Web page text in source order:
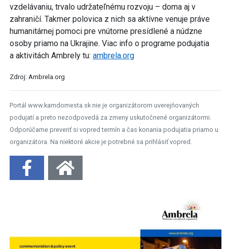
vzdelávaniu, trvalo udržateľnému rozvoju – doma aj v
zahraničí. Takmer polovica z nich sa aktívne venuje práve
humanitárnej pomoci pre vnútorne presídlené a núdzne
osoby priamo na Ukrajine. Viac info o programe podujatia
a aktivitách Ambrely tu: ambrela.org
Zdroj: Ambrela.org
Portál www.kamdomesta.sk nie je organizátorom uverejňovaných
podujatí a preto nezodpovedá za zmeny uskutočnené organizátormi.
Odporúčame preveriť si vopred termín a čas konania podujatia priamo u
organizátora. Na niektoré akcie je potrebné sa prihlásiť vopred.